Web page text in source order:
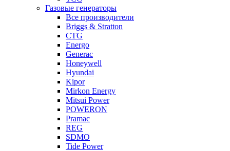
Газовые генераторы
Все производители
Briggs & Stratton
CTG
Energo
Generac
Honeywell
Hyundai
Kipor
Mirkon Energy
Mitsui Power
POWERON
Pramac
REG
SDMO
Tide Power